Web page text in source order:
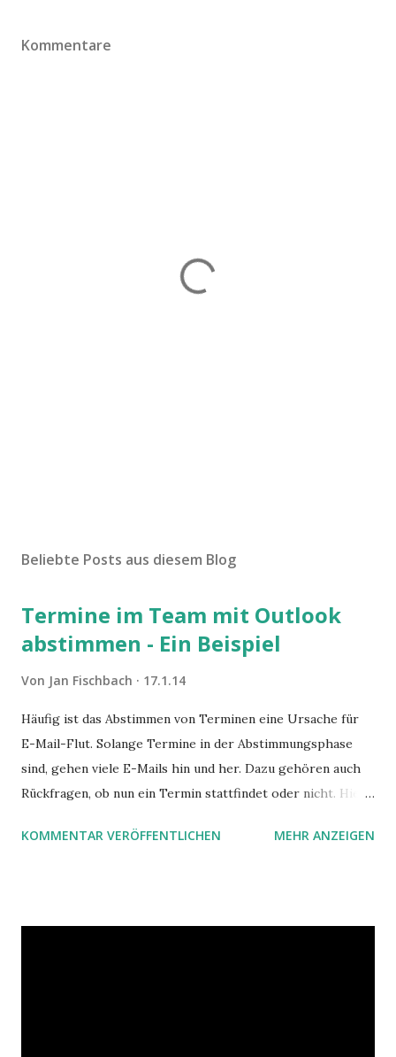
Kommentare
Beliebte Posts aus diesem Blog
Termine im Team mit Outlook
abstimmen - Ein Beispiel
Von Jan Fischbach 17.1.14
Häufig ist das Abstimmen von Terminen eine Ursache für
E-Mail-Flut. Solange Termine in der Abstimmungsphase
sind, gehen viele E-Mails hin und her. Dazu gehören auch
Rückfragen, ob nun ein Termin stattfindet oder nicht. Hier
Hilfe von Outlook.
KOMMENTAR VERÖFFENTLICHEN MEHR ANZEIGEN